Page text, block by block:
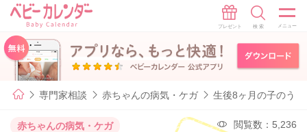
専門家相談 赤ちゃんの病気・ケガ 生後8ヶ月の子のう
赤ちゃんの病気・ケガ 閲覧数：5,236